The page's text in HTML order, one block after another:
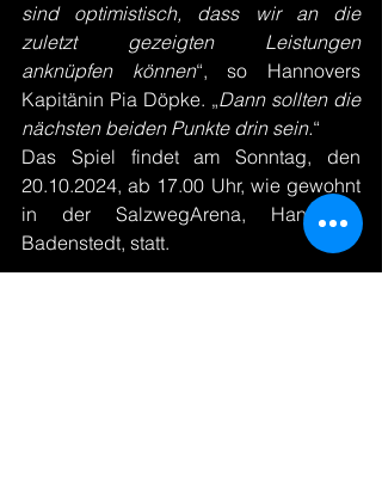
sind optimistisch, dass wir an die
zuletzt gezeigten Leistungen
anknüpfen können“, so Hannovers
Kapitänin Pia Döpke. „Dann sollten die
nächsten beiden Punkte drin sein.“
Das Spiel findet am Sonntag, den
20.10.2024, ab 17.00 Uhr, wie gewohnt
in der SalzwegArena, Hannover-
Badenstedt, statt.